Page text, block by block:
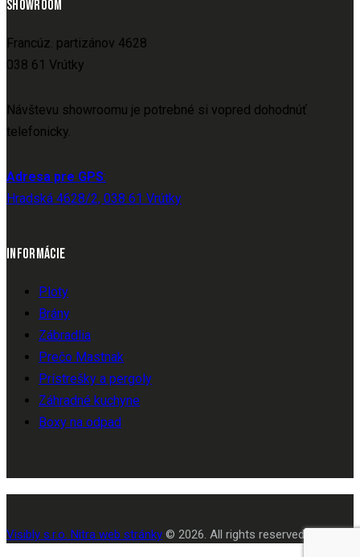
SHOWROOM
Francúz. partizánov 4628
038 61 Vrútky
Návštevu showroomu je potrebné si vopred dohodnúť
telefonicky.
Adresa pre GPS:
Hradská 4628/2, 038 61 Vrútky
INFORMÁCIE
Ploty
Brány
Zábradlia
Prečo Mastnak
Prístrešky a pergoly
Záhradné kuchyne
Boxy na odpad
Visibly s.r.o. Nitra web stránky © 2026. All rights reserved.